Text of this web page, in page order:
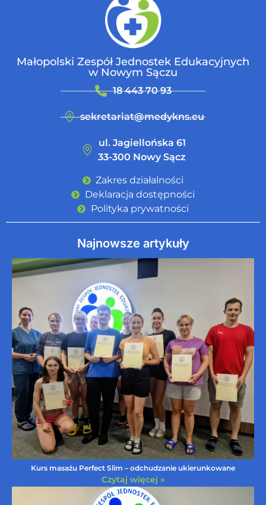
Małopolski Zespół Jednostek Edukacyjnych
w Nowym Sączu
18 443 70 93
sekretariat@medykns.eu
ul. Jagiellońska 61
33-300 Nowy Sącz
Zakres działalności
Deklaracja dostępności
Polityka prywatności
Najnowsze artykuły
Kurs masażu Perfect Slim – odchudzanie ukierunkowane
Czytaj więcej »